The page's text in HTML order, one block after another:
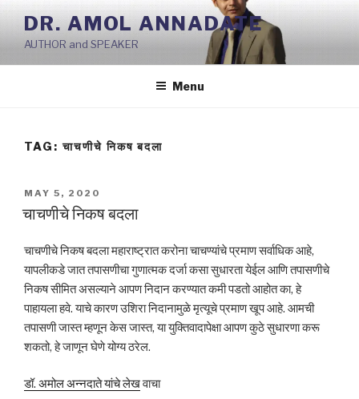
Skip
content
DR. AMOL ANNADATE
AUTHOR and SPEAKER
Menu
TAG:चाचणीचे निकष बदला
POSTED
ON
MAY 5, 2020
चाचणीचे निकष बदला
चाचणीचे निकष बदला महाराष्ट्रात करोना चाचण्यांचे प्रमाण सर्वाधिक आहे,
यापलीकडे जात तपासणीचा गुणात्मक दर्जा कसा सुधारता येईल आणि तपासणीचे
निकष सीमित असल्याने आपण निदान करण्यात कमी पडतो आहोत का, हे
पाहायला हवे. याचे कारण उशिरा निदानामुळे मृत्यूचे प्रमाण खूप आहे. आमची
तपासणी जास्त म्हणून केस जास्त, या युक्तिवादापेक्षा आपण कुठे सुधारणा करू
शकतो, हे जाणून घेणे योग्य ठरेल.
डॉ. अमोल अन्नदाते यांचे लेखवाचा